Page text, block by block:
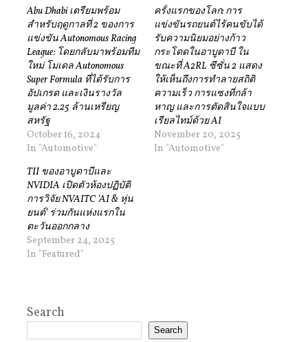
Abu Dhabi เตรียมพร้อม
สำหรับฤดูกาลที่ 2 ของการ
แข่งขัน Autonomous Racing
League: โดยกลับมาพร้อมทีม
ใหม่ โมเดล Autonomous
Super Formula ที่ได้รับการ
อัปเกรด และเงินรางวัล
มูลค่า 2.25 ล้านเหรียญ
สหรัฐ
October 16, 2024
In "Automotive"
ครั้งแรกของโลก: การ
แข่งขันรถยนต์ไร้คนขับได้
รับความนิยมอย่างก้าว
กระโดดในอาบูดาบี ใน
ขณะที่ A2RL ซีซั่น 2 แสดง
ให้เห็นถึงการทำลายสถิติ
ความเร็ว การแซงที่กล้า
หาญ และการตัดสินใจแบบ
เรียลไทม์ด้วย AI
November 20, 2025
In "Automotive"
TII ของอาบูดาบีและ
NVIDIA เปิดตัวห้องปฏิบัติ
การวิจัย NVAITC ‘AI & หุ่น
ยนต์’ ร่วมกันแห่งแรกใน
ตะวันออกกลาง
September 24, 2025
In "Featured"
Search
Search